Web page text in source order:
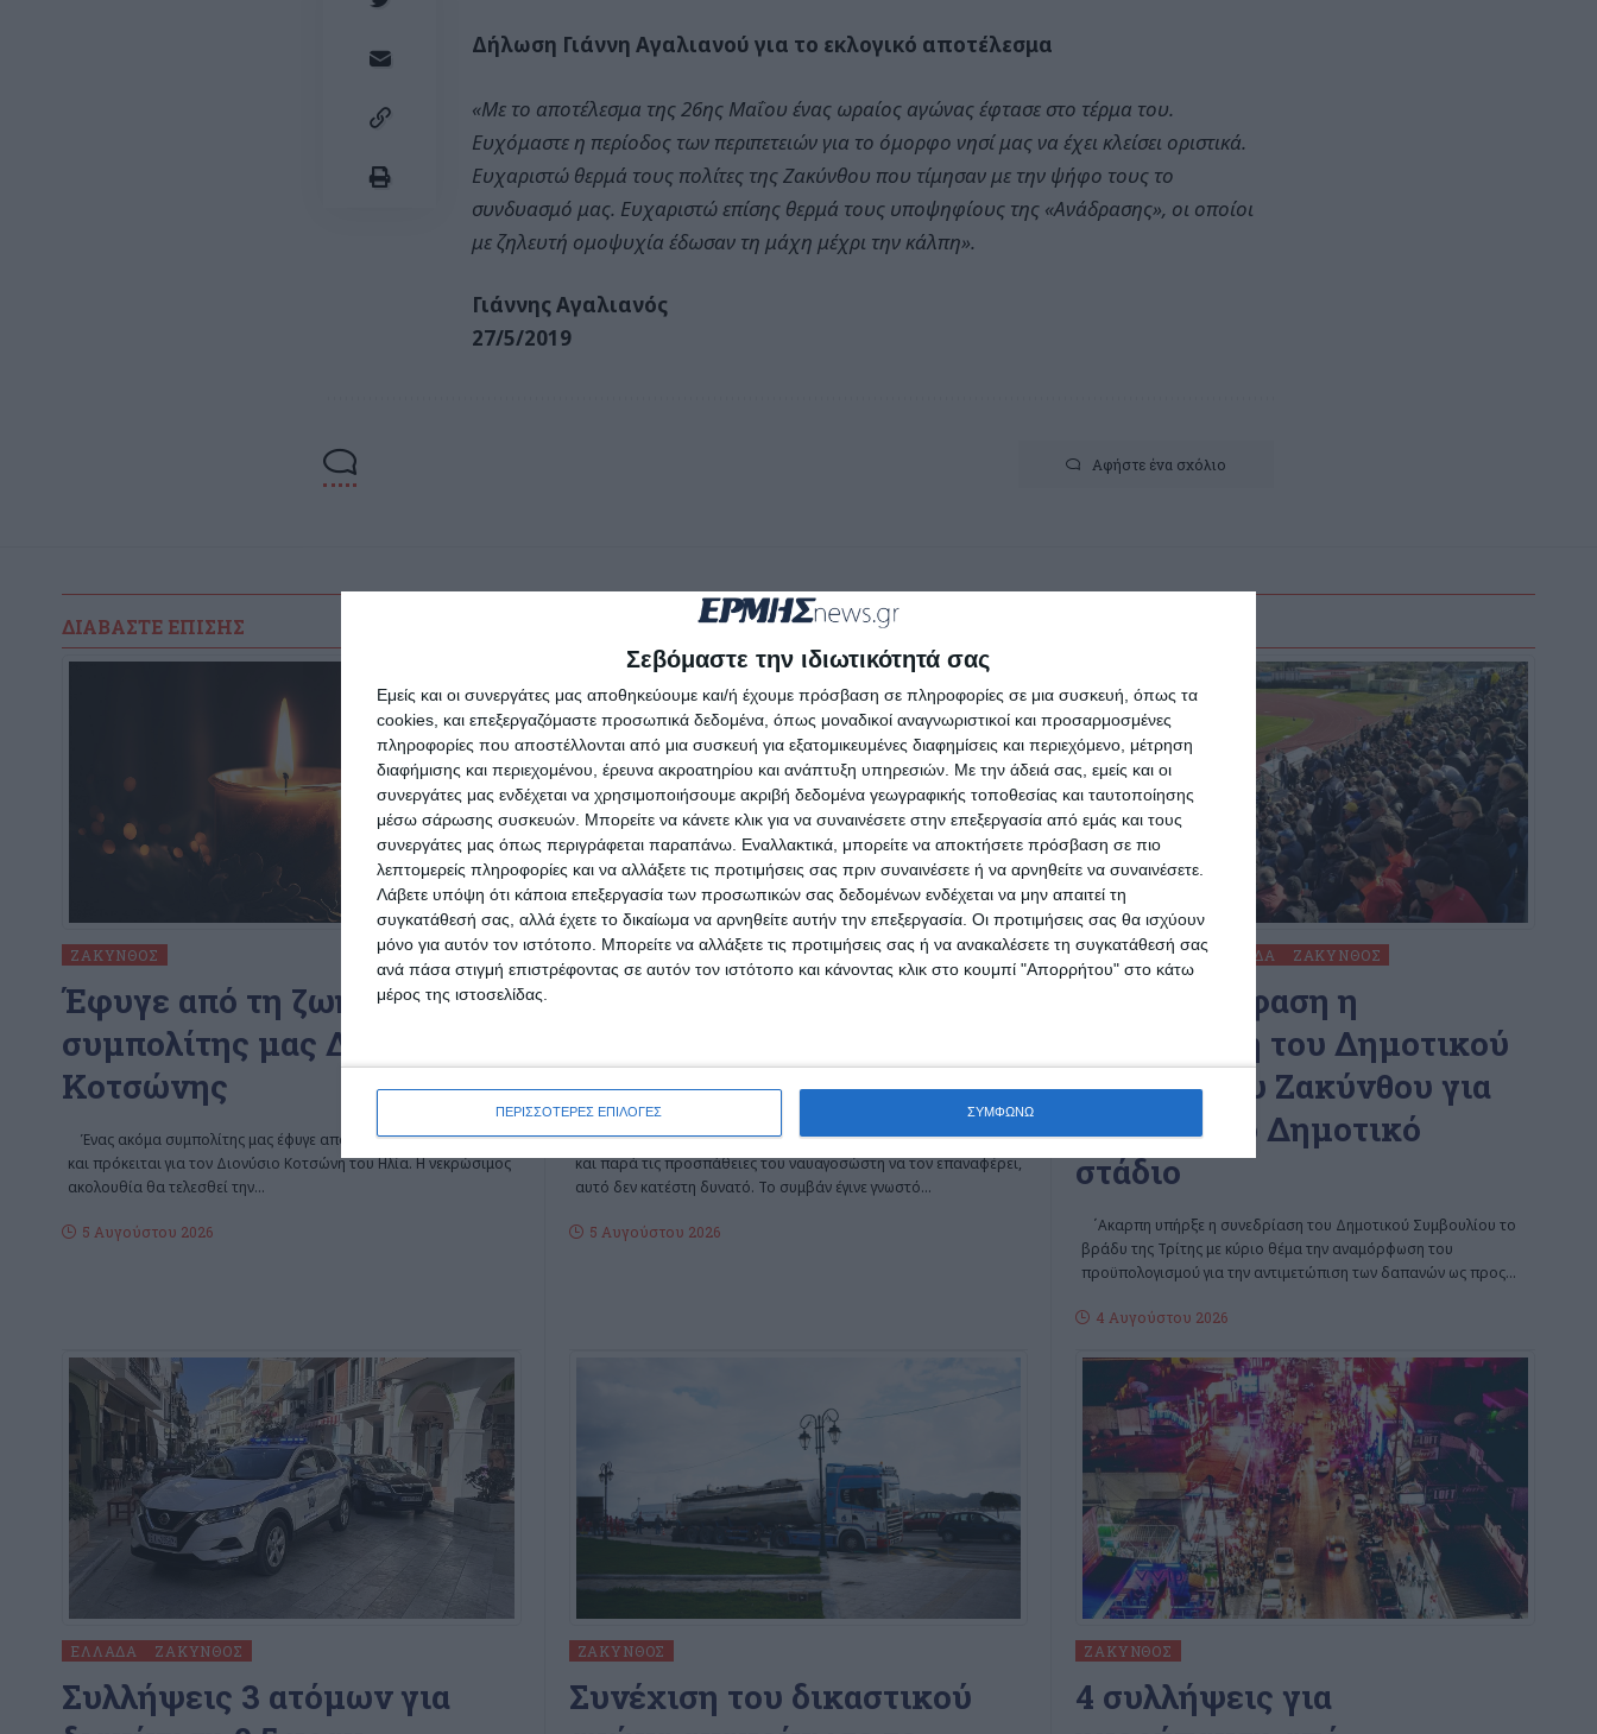
Σεβόμαστε την ιδιωτικότητά σας
Εμείς και οι συνεργάτες μας αποθηκεύουμε και/ή έχουμε πρόσβαση σε πληροφορίες σε μια συσκευή, όπως τα
cookies, και επεξεργαζόμαστε προσωπικά δεδομένα, όπως μοναδικοί αναγνωριστικοί και προσαρμοσμένες
πληροφορίες που αποστέλλονται από μια συσκευή για εξατομικευμένες διαφημίσεις και περιεχόμενο, μέτρηση
διαφήμισης και περιεχομένου, έρευνα ακροατηρίου και ανάπτυξη υπηρεσιών. Με την άδειά σας, εμείς και οι
συνεργάτες μας ενδέχεται να χρησιμοποιήσουμε ακριβή δεδομένα γεωγραφικής τοποθεσίας και ταυτοποίησης
μέσω σάρωσης συσκευών. Μπορείτε να κάνετε κλικ για να συναινέσετε στην επεξεργασία από εμάς και τους
συνεργάτες μας όπως περιγράφεται παραπάνω. Εναλλακτικά, μπορείτε να αποκτήσετε πρόσβαση σε πιο
λεπτομερείς πληροφορίες και να αλλάξετε τις προτιμήσεις σας πριν συναινέσετε ή να αρνηθείτε να συναινέσετε.
Λάβετε υπόψη ότι κάποια επεξεργασία των προσωπικών σας δεδομένων ενδέχεται να μην απαιτεί τη
συγκατάθεσή σας, αλλά έχετε το δικαίωμα να αρνηθείτε αυτήν την επεξεργασία. Οι προτιμήσεις σας θα ισχύουν
μόνο για αυτόν τον ιστότοπο. Μπορείτε να αλλάξετε τις προτιμήσεις σας ή να ανακαλέσετε τη συγκατάθεσή σας
ανά πάσα στιγμή επιστρέφοντας σε αυτόν τον ιστότοπο και κάνοντας κλικ στο κουμπί "Απορρήτου" στο κάτω
μέρος της ιστοσελίδας.
ΠΕΡΙΣΣΟΤΕΡΕΣ ΕΠΙΛΟΓΕΣ ΣΥΜΦΩΝΩ
Δήλωση Γιάννη Αγαλιανού για το εκλογικό αποτέλεσμα
«Με το αποτέλεσμα της 26ης Μαΐου ένας ωραίος αγώνας έφτασε στο τέρμα του.
Ευχόμαστε η περίοδος των περιπετειών για το όμορφο νησί μας να έχει κλείσει οριστικά.
Ευχαριστώ θερμά τους πολίτες της Ζακύνθου που τίμησαν με την ψήφο τους το
συνδυασμό μας. Ευχαριστώ επίσης θερμά τους υποψηφίους της «Ανάδρασης», οι οποίοι
με ζηλευτή ομοψυχία έδωσαν τη μάχη μέχρι την κάλπη».
Γιάννης Αγαλιανός
27/5/2019
Αφήστε ένα σχόλιο
ΔΙΑΒΆΣΤΕ ΕΠΊΣΗΣ
ΖΆΚΥΝΘΟΣ
Έφυγε από τη ζωή ο
συμπολίτης μας Διονύσιος
Κοτσώνης
Ένας ακόμα συμπολίτης μας έφυγε από τη ζωή αυτές τις ημέρες
και πρόκειται για τον Διονύσιο Κοτσώνη του Ηλία. Η νεκρώσιμος
ακολουθία θα τελεσθεί την…
5 Αυγούστου 2026
ΖΆΚΥΝΘΟΣ
Ζακύνθου
Ένας 75χρονος Ζακυνθινός πνίγηκε στην θάλασσα του Λαγανά
και παρά τις προσπάθειες του ναυαγοσώστη να τον επαναφέρει,
αυτό δεν κατέστη δυνατό. Το συμβάν έγινε γνωστό…
5 Αυγούστου 2026
ΑΘΛΗΤΙΣΜΌΣ ΕΛΛΆΔΑ ΖΆΚΥΝΘΟΣ
Χωρίς απόφαση η
συνεδρίαση του Δημοτικού
Συμβουλίου Ζακύνθου για
τα έργα στο Δημοτικό
στάδιο
΄Aκαρπη υπήρξε η συνεδρίαση του Δημοτικού Συμβουλίου το
βράδυ της Τρίτης με κύριο θέμα την αναμόρφωση του
προϋπολογισμού για την αντιμετώπιση των δαπανών ως προς…
4 Αυγούστου 2026
ΕΛΛΆΔΑ ΖΆΚΥΝΘΟΣ
Συλλήψεις 3 ατόμων για
ΖΆΚΥΝΘΟΣ
Συνέχιση του δικαστικού
ΖΆΚΥΝΘΟΣ
4 συλλήψεις για